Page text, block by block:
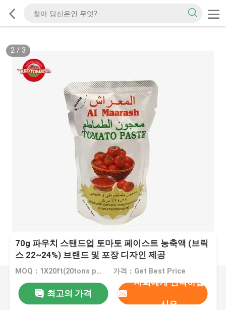
2/ 3
70g 파우치 스탠드업 토마토 페이스트 농축액 (브릭
스 22~24%) 브랜드 및 포장 디자인 제공
MOQ：1X20ft(20tons per 20ft) 가격：Get Best Price
최고의 가격
저희에게 연락하십
시오